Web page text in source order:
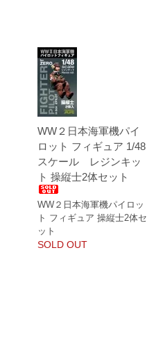
WW２日本海軍機パイ
ロット フィギュア 1/48
スケール レジンキッ
ト 操縦士2体セット
WW２日本海軍機パイロッ
ト フィギュア 操縦士2体セ
ット
SOLD OUT